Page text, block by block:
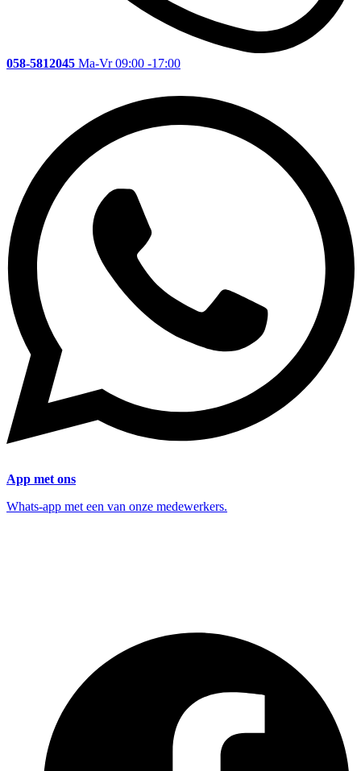
058-5812045 Ma-Vr 09:00 -17:00
App met ons
Whats-app met een van onze medewerkers.